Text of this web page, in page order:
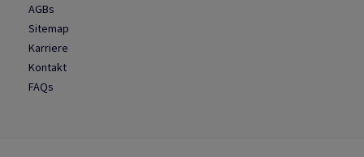
AGBs
Sitemap
Karriere
Kontakt
FAQs